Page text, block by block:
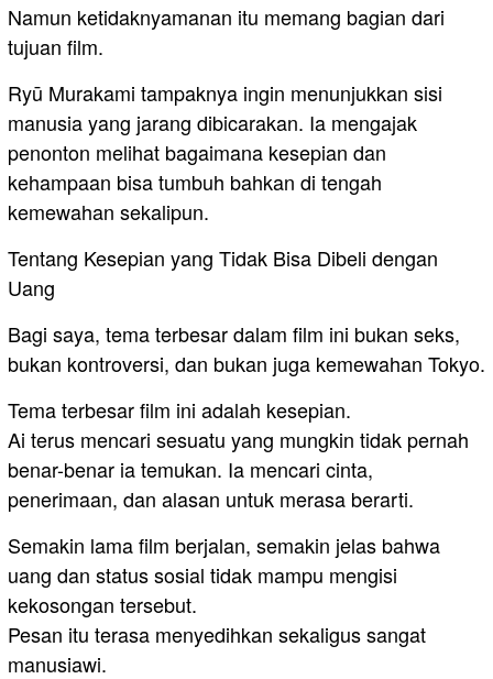
Namun ketidaknyamanan itu memang bagian dari
tujuan film.
Ryū Murakami tampaknya ingin menunjukkan sisi
manusia yang jarang dibicarakan. Ia mengajak
penonton melihat bagaimana kesepian dan
kehampaan bisa tumbuh bahkan di tengah
kemewahan sekalipun.
Tentang Kesepian yang Tidak Bisa Dibeli dengan
Uang
Bagi saya, tema terbesar dalam film ini bukan seks,
bukan kontroversi, dan bukan juga kemewahan Tokyo.
Tema terbesar film ini adalah kesepian.
Ai terus mencari sesuatu yang mungkin tidak pernah
benar-benar ia temukan. Ia mencari cinta,
penerimaan, dan alasan untuk merasa berarti.
Semakin lama film berjalan, semakin jelas bahwa
uang dan status sosial tidak mampu mengisi
kekosongan tersebut.
Pesan itu terasa menyedihkan sekaligus sangat
manusiawi.